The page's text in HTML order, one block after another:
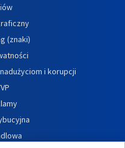
(znaki)
i korupcji